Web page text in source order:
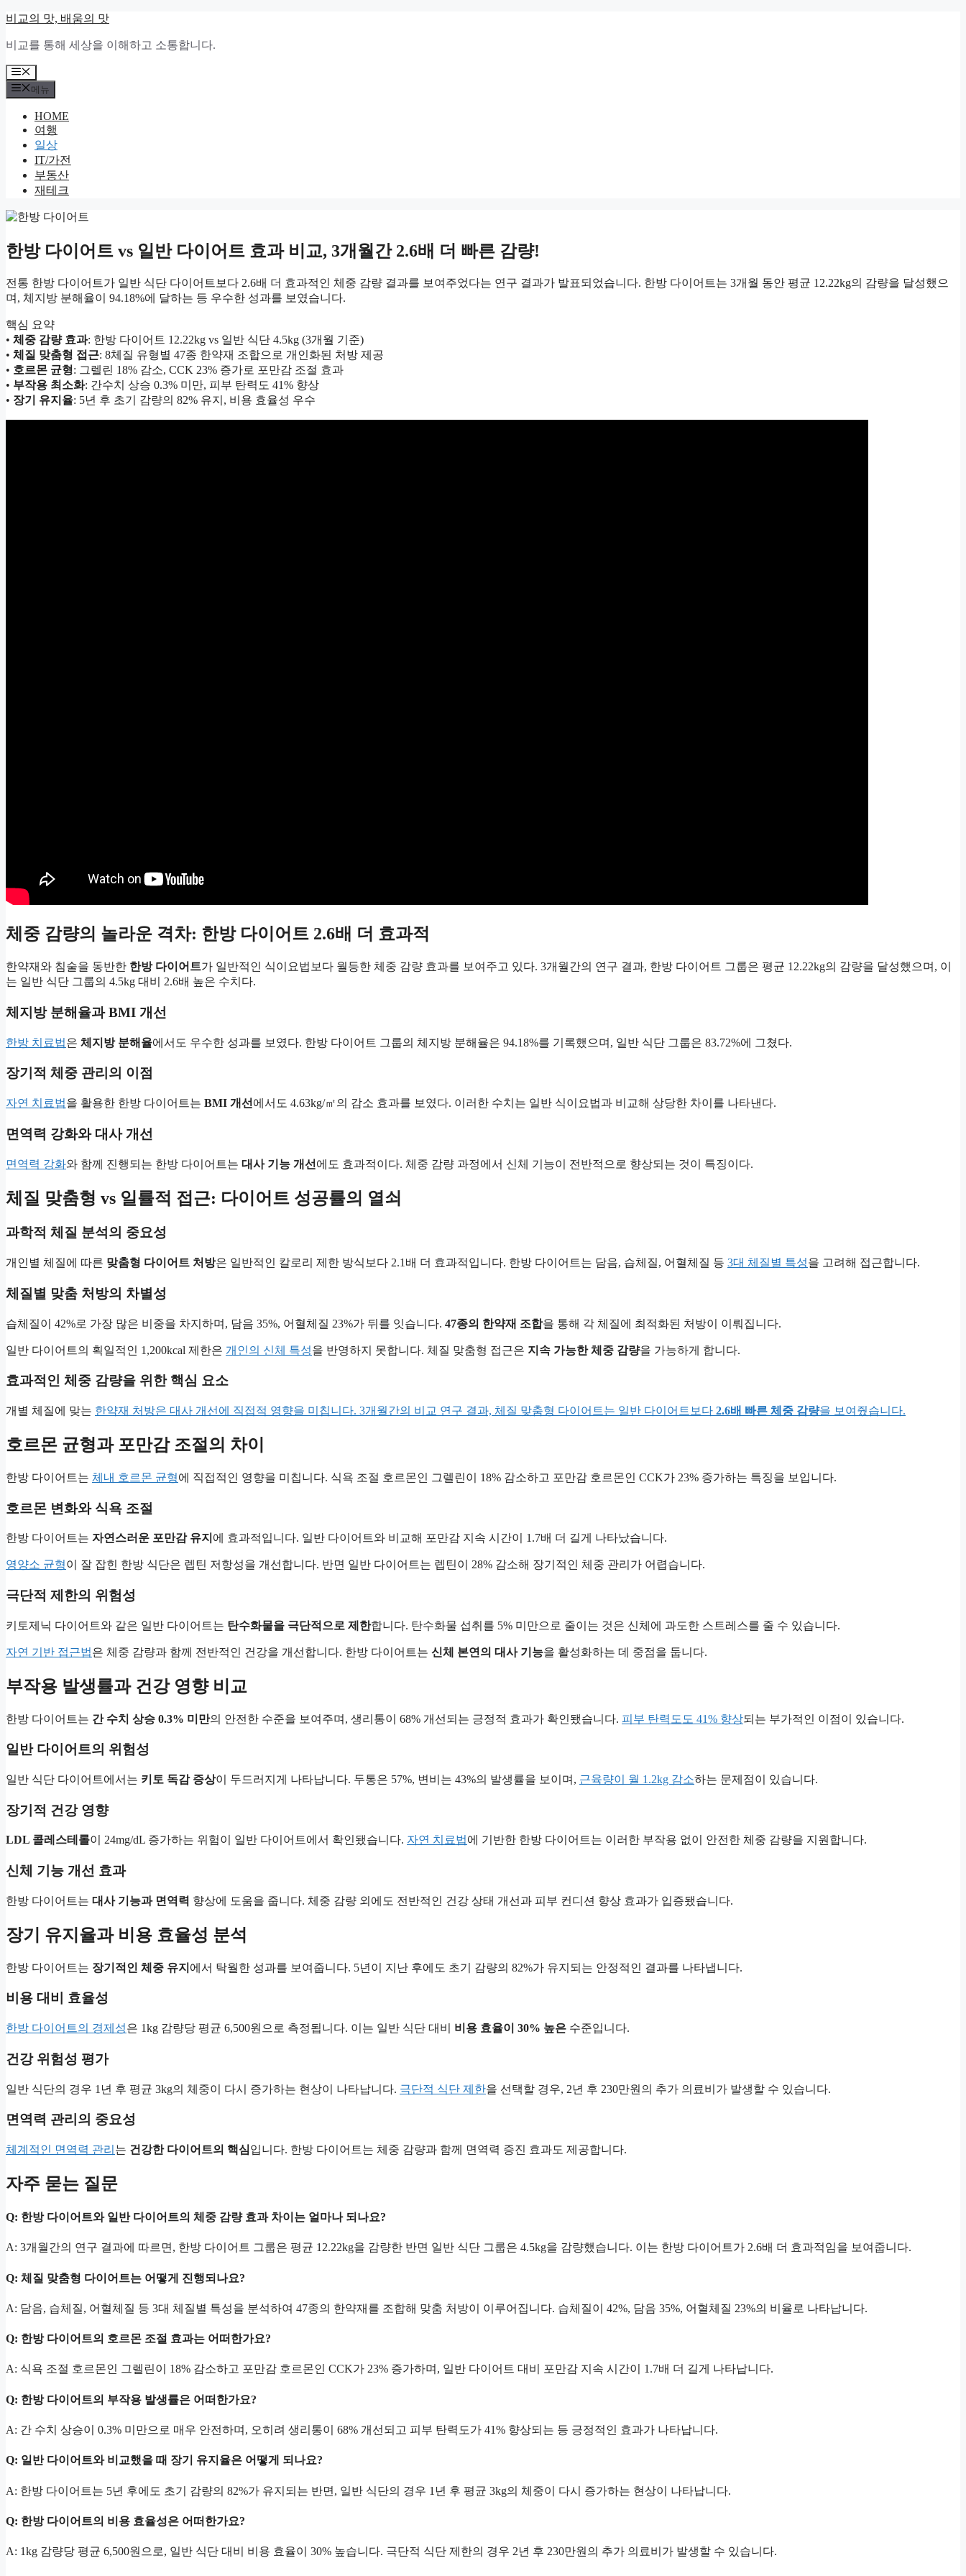
컨
츠
로
건
너
비교의 맛, 배움의 맛
비교를 통해 세상을 이해하고 소통합니다.
메
뉴
메뉴
HOME
여행
일상
IT/가전
부동산
재테크
한방 다이어트 vs 일반 다이어트 효과 비교, 3개월간 2.6배 더 빠른 감량!
전통 한방 다이어트가 일반 식단 다이어트보다 2.6배 더 효과적인 체중 감량 결과를 보여주었다는 연구 결과가 발표되었습니다. 한방 다이어트는 3개월 동안 평균 12.22kg의 감량을 달성했으
며, 체지방 분해율이 94.18%에 달하는 등 우수한 성과를 보였습니다.
핵심 요약
• 체중 감량 효과: 한방 다이어트 12.22kg vs 일반 식단 4.5kg (3개월 기준)
• 체질 맞춤형 접근: 8체질 유형별 47종 한약재 조합으로 개인화된 처방 제공
• 호르몬 균형: 그렐린 18% 감소, CCK 23% 증가로 포만감 조절 효과
• 부작용 최소화: 간수치 상승 0.3% 미만, 피부 탄력도 41% 향상
• 장기 유지율: 5년 후 초기 감량의 82% 유지, 비용 효율성 우수
체중 감량의 놀라운 격차: 한방 다이어트 2.6배 더 효과적
한약재와 침술을 동반한 한방 다이어트가 일반적인 식이요법보다 월등한 체중 감량 효과를 보여주고 있다. 3개월간의 연구 결과, 한방 다이어트 그룹은 평균 12.22kg의 감량을 달성했으며, 이
는 일반 식단 그룹의 4.5kg 대비 2.6배 높은 수치다.
체지방 분해율과 BMI 개선
한방 치료법은 체지방 분해율에서도 우수한 성과를 보였다. 한방 다이어트 그룹의 체지방 분해율은 94.18%를 기록했으며, 일반 식단 그룹은 83.72%에 그쳤다.
장기적 체중 관리의 이점
자연 치료법을 활용한 한방 다이어트는 BMI 개선 에서도 4.63kg/㎡의 감소 효과를 보였다. 이러한 수치는 일반 식이요법과 비교해 상당한 차이를 나타낸다.
면역력 강화와 대사 개선
면역력 강화와 함께 진행되는 한방 다이어트는 대사 기능 개선 에도 효과적이다. 체중 감량 과정에서 신체 기능이 전반적으로 향상되는 것이 특징이다.
체질 맞춤형 vs 일률적 접근: 다이어트 성공률의 열쇠
과학적 체질 분석의 중요성
개인별 체질에 따른 맞춤형 다이어트 처방은 일반적인 칼로리 제한 방식보다 2.1배 더 효과적입니다. 한방 다이어트는 담음, 습체질, 어혈체질 등 3대 체질별 특성을 고려해 접근합니다.
체질별 맞춤 처방의 차별성
습체질이 42%로 가장 많은 비중을 차지하며, 담음 35%, 어혈체질 23%가 뒤를 잇습니다. 47종의 한약재 조합을 통해 각 체질에 최적화된 처방이 이뤄집니다.
일반 다이어트의 획일적인 1,200kcal 제한은 개인의 신체 특성을 반영하지 못합니다. 체질 맞춤형 접근은 지속 가능한 체중 감량을 가능하게 합니다.
효과적인 체중 감량을 위한 핵심 요소
개별 체질에 맞는 한약재 처방은 대사 개선에 직접적 영향을 미칩니다. 3개월간의 비교 연구 결과, 체질 맞춤형 다이어트는 일반 다이어트보다 2.6배 빠른 체중 감량을 보여줬습니다.
호르몬 균형과 포만감 조절의 차이
한방 다이어트는 체내 호르몬 균형에 직접적인 영향을 미칩니다. 식욕 조절 호르몬인 그렐린이 18% 감소하고 포만감 호르몬인 CCK가 23% 증가하는 특징을 보입니다.
호르몬 변화와 식욕 조절
한방 다이어트는 자연스러운 포만감 유지 에 효과적입니다. 일반 다이어트와 비교해 포만감 지속 시간이 1.7배 더 길게 나타났습니다.
영양소 균형이 잘 잡힌 한방 식단은 렙틴 저항성을 개선합니다. 반면 일반 다이어트는 렙틴이 28% 감소해 장기적인 체중 관리가 어렵습니다.
극단적 제한의 위험성
키토제닉 다이어트와 같은 일반 다이어트는 탄수화물을 극단적으로 제한합니다. 탄수화물 섭취를 5% 미만으로 줄이는 것은 신체에 과도한 스트레스를 줄 수 있습니다.
자연 기반 접근법은 체중 감량과 함께 전반적인 건강을 개선합니다. 한방 다이어트는 신체 본연의 대사 기능을 활성화하는 데 중점을 둡니다.
부작용 발생률과 건강 영향 비교
한방 다이어트는 간 수치 상승 0.3% 미만의 안전한 수준을 보여주며, 생리통이 68% 개선되는 긍정적 효과가 확인됐습니다. 피부 탄력도도 41% 향상되는 부가적인 이점이 있습니다.
일반 다이어트의 위험성
일반 식단 다이어트에서는 키토 독감 증상이 두드러지게 나타납니다. 두통은 57%, 변비는 43%의 발생률을 보이며, 근육량이 월 1.2kg 감소하는 문제점이 있습니다.
장기적 건강 영향
LDL 콜레스테롤이 24mg/dL 증가하는 위험이 일반 다이어트에서 확인됐습니다. 자연 치료법에 기반한 한방 다이어트는 이러한 부작용 없이 안전한 체중 감량을 지원합니다.
신체 기능 개선 효과
한방 다이어트는 대사 기능과 면역력 향상에 도움을 줍니다. 체중 감량 외에도 전반적인 건강 상태 개선과 피부 컨디션 향상 효과가 입증됐습니다.
장기 유지율과 비용 효율성 분석
한방 다이어트는 장기적인 체중 유지 에서 탁월한 성과를 보여줍니다. 5년이 지난 후에도 초기 감량의 82%가 유지되는 안정적인 결과를 나타냅니다.
비용 대비 효율성
한방 다이어트의 경제성은 1kg 감량당 평균 6,500원으로 측정됩니다. 이는 일반 식단 대비 비용 효율이 30% 높은 수준입니다.
건강 위험성 평가
일반 식단의 경우 1년 후 평균 3kg의 체중이 다시 증가하는 현상이 나타납니다. 극단적 식단 제한을 선택할 경우, 2년 후 230만원의 추가 의료비가 발생할 수 있습니다.
면역력 관리의 중요성
체계적인 면역력 관리 는 건강한 다이어트의 핵심입니다. 한방 다이어트는 체중 감량과 함께 면역력 증진 효과도 제공합니다.
자주 묻는 질문
Q: 한방 다이어트와 일반 다이어트의 체중 감량 효과 차이는 얼마나 되나요?
A: 3개월간의 연구 결과에 따르면, 한방 다이어트 그룹은 평균 12.22kg을 감량한 반면 일반 식단 그룹은 4.5kg을 감량했습니다. 이는 한방 다이어트가 2.6배 더 효과적임을 보여줍니다.
Q: 체질 맞춤형 다이어트는 어떻게 진행되나요?
A: 담음, 습체질, 어혈체질 등 3대 체질별 특성을 분석하여 47종의 한약재를 조합해 맞춤 처방이 이루어집니다. 습체질이 42%, 담음 35%, 어혈체질 23%의 비율로 나타납니다.
Q: 한방 다이어트의 호르몬 조절 효과는 어떠한가요?
A: 식욕 조절 호르몬인 그렐린이 18% 감소하고 포만감 호르몬인 CCK가 23% 증가하며, 일반 다이어트 대비 포만감 지속 시간이 1.7배 더 길게 나타납니다.
Q: 한방 다이어트의 부작용 발생률은 어떠한가요?
A: 간 수치 상승이 0.3% 미만으로 매우 안전하며, 오히려 생리통이 68% 개선되고 피부 탄력도가 41% 향상되는 등 긍정적인 효과가 나타납니다.
Q: 일반 다이어트와 비교했을 때 장기 유지율은 어떻게 되나요?
A: 한방 다이어트는 5년 후에도 초기 감량의 82%가 유지되는 반면, 일반 식단의 경우 1년 후 평균 3kg의 체중이 다시 증가하는 현상이 나타납니다.
Q: 한방 다이어트의 비용 효율성은 어떠한가요?
A: 1kg 감량당 평균 6,500원으로, 일반 식단 대비 비용 효율이 30% 높습니다. 극단적 식단 제한의 경우 2년 후 230만원의 추가 의료비가 발생할 수 있습니다.